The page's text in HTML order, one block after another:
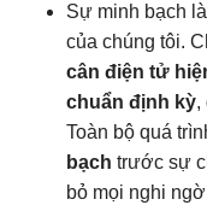
Sự minh bạch
của chúng tôi.
cân điện tử
chuẩn định kỳ,
Toàn bộ quá
bạch trước sự
bỏ mọi nghi